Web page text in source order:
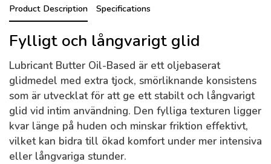
Product Description Specifications
Fylligt och långvarigt glid
Lubricant Butter Oil-Based är ett oljebaserat
glidmedel med extra tjock, smörliknande konsistens
som är utvecklat för att ge ett stabilt och långvarigt
glid vid intim användning. Den fylliga texturen ligger
kvar länge på huden och minskar friktion effektivt,
vilket kan bidra till ökad komfort under mer intensiva
eller långvariga stunder.